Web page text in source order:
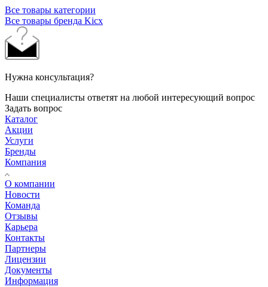
Все товары категории
Все товары бренда Kicx
Нужна консультация?
Наши специалисты ответят на любой интересующий вопрос
Задать вопрос
Каталог
Акции
Услуги
Бренды
Компания
О компании
Новости
Команда
Отзывы
Карьера
Контакты
Партнеры
Лицензии
Документы
Информация